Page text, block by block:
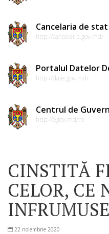
Cancelaria de stat
http://cancelaria.gov.md/
Portalul Datelor
http://date.gov.md/
Centrul de
http://egov.md/ro
CINSTITĂ
CELOR, CE
22 noiembrie 2020